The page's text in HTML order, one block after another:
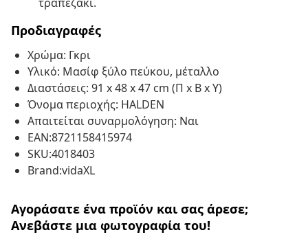
Προδιαγραφές
Χρώμα: Γκρι
Υλικό: Μασίφ ξύλο πεύκου, μέταλλο
Διαστάσεις: 91 x 48 x 47 cm (Π x Β x Υ)
Όνομα περιοχής: HALDEN
Απαιτείται συναρμολόγηση: Ναι
EAN:8721158415974
SKU:4018403
Brand:vidaXL
Αγοράσατε ένα προϊόν και σας άρεσε;
Ανεβάστε μια φωτογραφία του!